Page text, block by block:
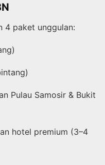
4 paket unggulan:
Pulau Samosir & Bukit
hotel premium (3–4